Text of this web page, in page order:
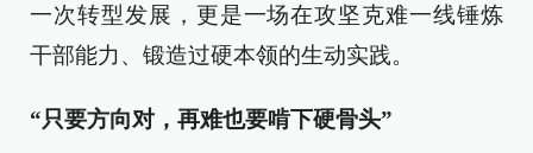
一次转型发展，更是一场在攻坚克难一线锤炼
干部能力、锻造过硬本领的生动实践。
“只要方向对，再难也要啃下硬骨头”